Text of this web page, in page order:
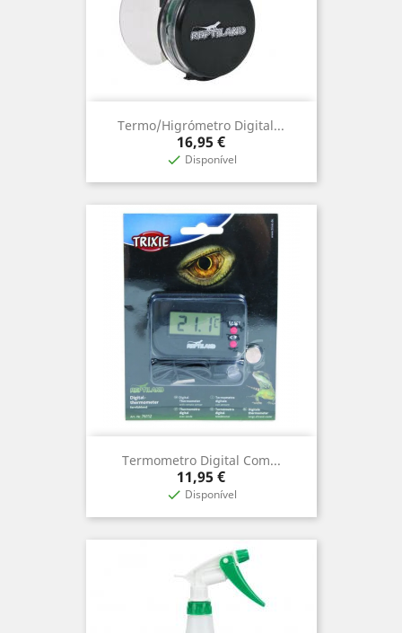
Termo/Higrómetro Digital...
Preço
16,95 €
 Disponível
Termometro Digital Com...
Preço
11,95 €
 Disponível